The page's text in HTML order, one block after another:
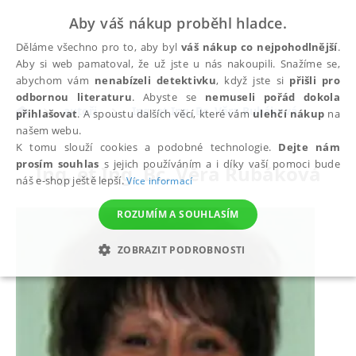
autoři Ing. et Ing. Bc. Věra Rubáková
Ing. et Ing. Bc. Věra Rubáková
Aby váš nákup proběhl hladce.
Děláme všechno pro to, aby bylváš nákup co nejpohodlnější.
Aby si web pamatoval, že už jste u nás nakoupili. Snažíme se,
abychom vám nenabízeli detektivku, když jste si přišli pro
odbornou literaturu. Abyste se nemuseli pořád dokola
přihlašovat. A spoustu dalších věcí, které vám ulehčí nákup na
našem webu.
K tomu slouží cookies a podobné technologie. Dejte nám
prosím souhlas s jejich používáním a i díky vaší pomoci bude
náš e-shop ještě lepší.Více informací
ROZUMÍM A SOUHLASÍM
ZOBRAZIT PODROBNOSTI
NEZBYTNÉ ANALYTICKÉ MARKETINGOVÉ
FUNKČNÍ NEZAŘAZENÉ SOUBORY